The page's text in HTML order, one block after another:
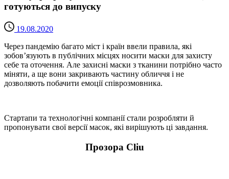
готуються до випуску
19.08.2020
Через пандемію багато міст і країн ввели правила, які
зобов’язують в публічних місцях носити маски для захисту
себе та оточення. Але захисні маски з тканини потрібно часто
міняти, а ще вони закривають частину обличчя і не
дозволяють побачити емоції співрозмовника.
Стартапи та технологічні компанії стали розробляти й
пропонувати свої версії масок, які вирішують ці завдання.
Прозора Cliu